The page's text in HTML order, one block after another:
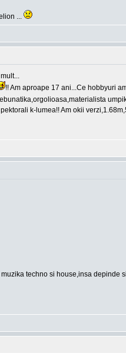
...
!! Am aproape 17 ani...Ce hobbyuri
k-lumea!! Am okii
techno si house,insa depinde